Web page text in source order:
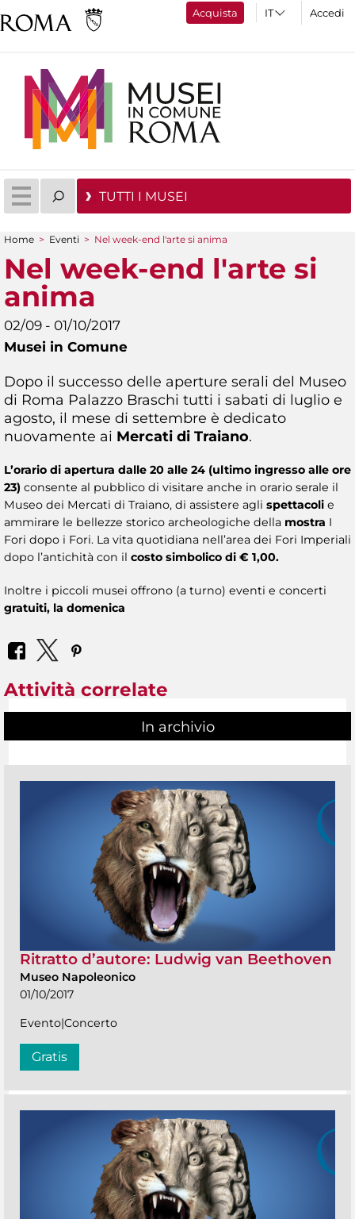
Acquista Accedi
TUTTI I MUSEI
Tu sei qui
Home > Eventi > Nel week-end l'arte si anima
Nel week-end l'arte si
anima
02/09 - 01/10/2017
Musei in Comune
Dopo il successo delle aperture serali del Museo
di Roma Palazzo Braschi tutti i sabati di luglio e
agosto, il mese di settembre è dedicato
nuovamente ai Mercati di Traiano.
L’orario di apertura dalle 20 alle 24 (ultimo ingresso alle ore
23) consente al pubblico di visitare anche in orario serale il
Museo dei Mercati di Traiano, di assistere agli spettacoli e
ammirare le bellezze storico archeologiche della mostra I
Fori dopo i Fori. La vita quotidiana nell’area dei Fori Imperiali
dopo l’antichità con il costo simbolico di € 1,00.
Inoltre i piccoli musei offrono (a turno) eventi e concerti
gratuiti, la domenica
Attività correlate
In archivio
Ritratto d’autore: Ludwig van Beethoven
Museo Napoleonico
01/10/2017
Evento|Concerto
Gratis